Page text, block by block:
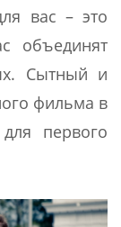
вас – это
объединят
Сытный и
фильма в
первого